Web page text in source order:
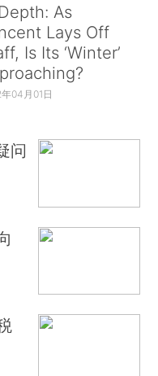
As
Lays Off
Is Its ‘Winter’
04月01日
问